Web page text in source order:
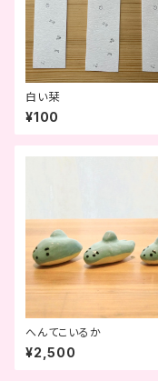
白い栞
¥100
へんてこいるか
¥2,500